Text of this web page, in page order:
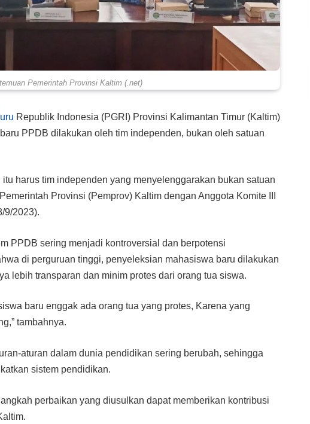
Pemerintah Provinsi Kaltim (.net)
Republik Indonesia (PGRI) Provinsi Kalimantan Timur (Kaltim)
PPDB dilakukan oleh tim independen, bukan oleh satuan
harus tim independen yang menyelenggarakan bukan satuan
Provinsi (Pemprov) Kaltim dengan Anggota Komite III
9/2023).
PPDB sering menjadi kontroversial dan berpotensi
di perguruan tinggi, penyeleksian mahasiswa baru dilakukan
lebih transparan dan minim protes dari orang tua siswa.
baru enggak ada orang tua yang protes, Karena yang
tambahnya.
aturan dalam dunia pendidikan sering berubah, sehingga
sistem pendidikan.
perbaikan yang diusulkan dapat memberikan kontribusi